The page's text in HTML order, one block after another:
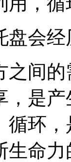
盘会
之间
，是
循环
生命